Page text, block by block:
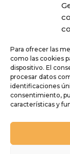
Para ofrecer las
como las cookies
dispositivo. El
procesar datos
identificaciones
consentimiento,
características y
Festival
Lanzarote
Turismo de